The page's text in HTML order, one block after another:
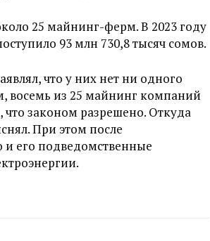
25 майнинг-ферм. В 2023 году
93 млн 730,8 тысяч сомов.
что у них нет ни одного
восемь из 25 майнинг компаний
законом разрешено. Откуда
При этом после
и его подведомственные